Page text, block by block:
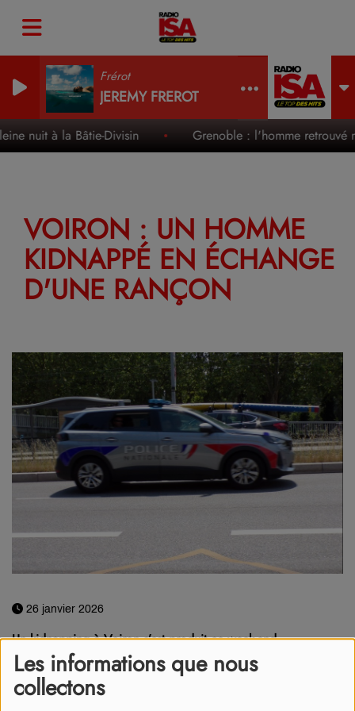
Les informations que nous
collectons
Frérot
JEREMY FREROT
nuit à la Bâtie-Divisin Grenoble : l'homme retrouvé
VOIRON : UN HOMME
KIDNAPPÉ EN ÉCHANGE
D'UNE RANÇON
26 janvier 2026
Un kidnapping à Voiron s’est produit ce week-end.
Un septuagénaire a été enlevé ce dimanche 25 janvier vers 6h
alors qu’il se trouvait à son domicile. Selon nos confrères du